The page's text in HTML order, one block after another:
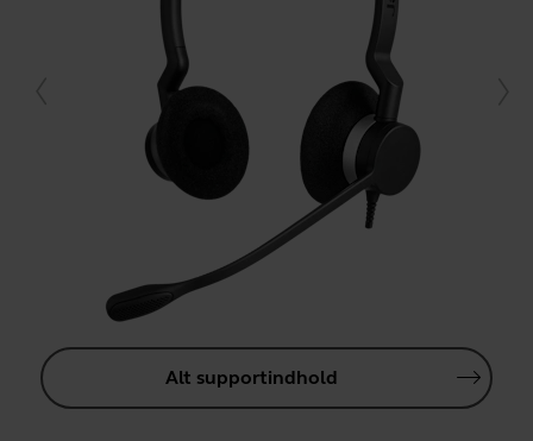
Alt supportindhold